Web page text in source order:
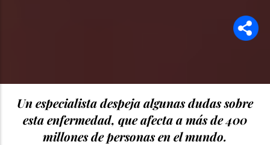
Un especialista despeja algunas dudas sobre
esta enfermedad, que afecta a más de 400
millones de personas en el mundo.